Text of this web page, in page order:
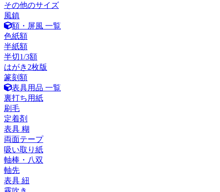
その他のサイズ
風鎮
額・屏風 一覧
色紙額
半紙額
半切1/3額
はがき2枚版
篆刻額
表具用品 一覧
裏打ち用紙
刷毛
定着剤
表具 糊
両面テープ
吸い取り紙
軸棒・八双
軸先
表具 紐